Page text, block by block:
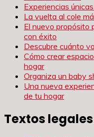
Experiencias
La vuelta al cole
El nuevo propósito
con éxito
Descubre cuánto
Cómo crear
hogar
Organiza un baby
Una nueva
de tu hogar
Textos legales